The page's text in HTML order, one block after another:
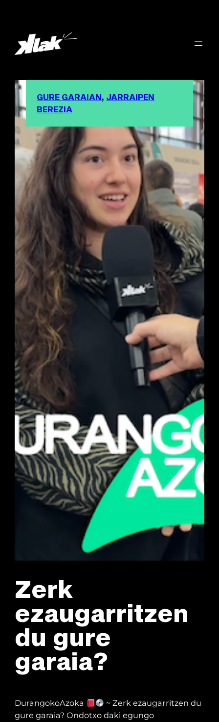
GURE GARAIAN, JARRAIPEN
BEREZIA
Zerk
ezaugarritzen
du gure
garaia?
DurangokoAzoka
~ Zerk ezaugarritzen du
gure garaia? Ondotxo daki egungo